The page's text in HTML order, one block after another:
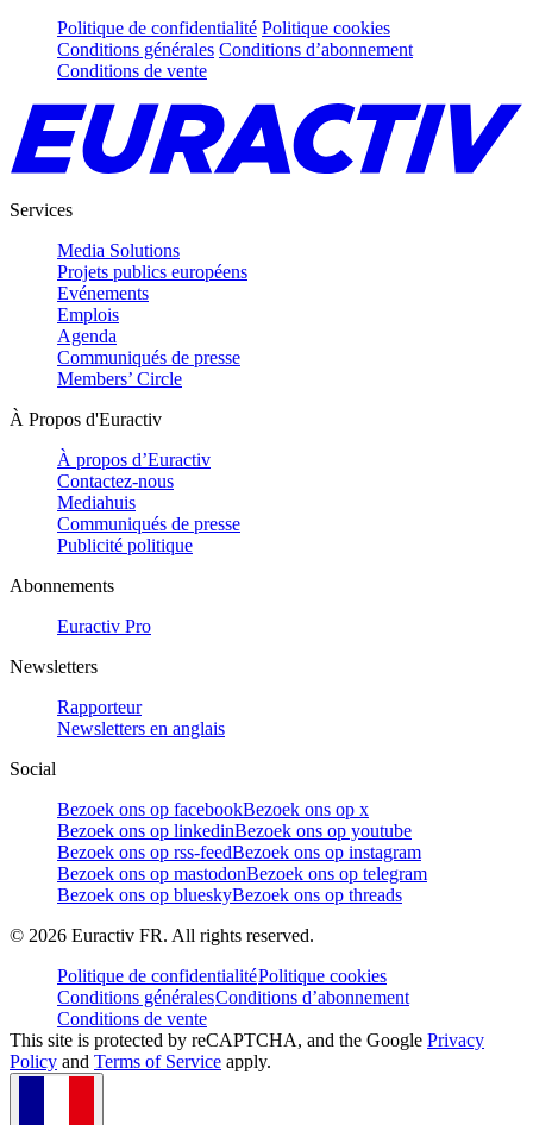
Politique de confidentialité Politique cookies
Conditions générales Conditions d’abonnement
Conditions de vente
Services
Media Solutions
Projets publics européens
Evénements
Emplois
Agenda
Communiqués de presse
Members’ Circle
À Propos d'Euractiv
À propos d’Euractiv
Contactez-nous
Mediahuis
Communiqués de presse
Publicité politique
Abonnements
Euractiv Pro
Newsletters
Rapporteur
Newsletters en anglais
Social
Bezoek ons op facebookBezoek ons op x
Bezoek ons op linkedinBezoek ons op youtube
Bezoek ons op rss-feedBezoek ons op instagram
Bezoek ons op mastodonBezoek ons op telegram
Bezoek ons op blueskyBezoek ons op threads
© 2026 Euractiv FR. All rights reserved.
Politique de confidentialitéPolitique cookies
Conditions généralesConditions d’abonnement
Conditions de vente
This site is protected by reCAPTCHA, and the Google Privacy
Policy and Terms of Service apply.